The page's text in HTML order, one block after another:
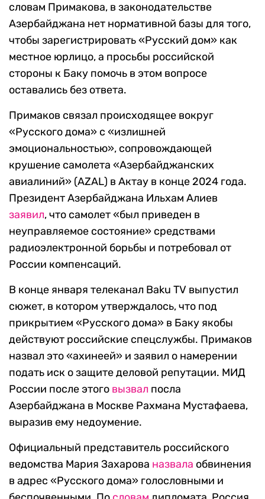
словам Примакова, в законодательстве
Азербайджана нет нормативной базы для того,
чтобы зарегистрировать «Русский дом» как
местное юрлицо, а просьбы российской
стороны к Баку помочь в этом вопросе
оставались без ответа.
Примаков связал происходящее вокруг
«Русского дома» с «излишней
эмоциональностью», сопровождающей
крушение самолета «Азербайджанских
авиалиний» (AZAL) в Актау в конце 2024 года.
Президент Азербайджана Ильхам Алиев
заявил, что самолет «был приведен в
неуправляемое состояние» средствами
радиоэлектронной борьбы и потребовал от
России компенсаций.
В конце января телеканал Baku TV выпустил
сюжет, в котором утверждалось, что под
прикрытием «Русского дома» в Баку якобы
действуют российские спецслужбы. Примаков
назвал это «ахинеей» и заявил о намерении
подать иск о защите деловой репутации. МИД
России после этого вызвал посла
Азербайджана в Москве Рахмана Мустафаева,
выразив ему недоумение.
Официальный представитель российского
ведомства Мария Захарова назвала обвинения
в адрес «Русского дома» голословными и